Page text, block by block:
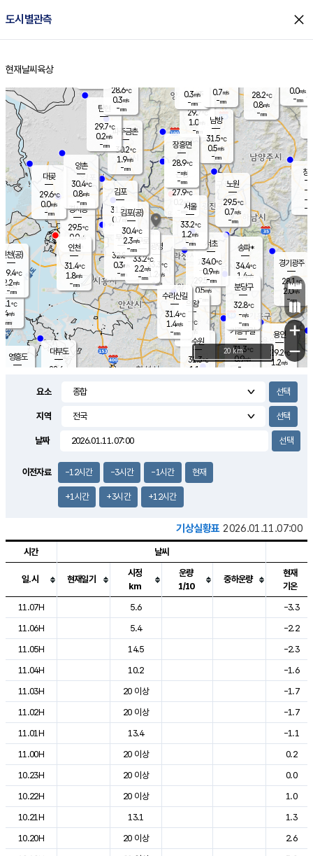
도시별관측 close
홈
현재날씨 육상
의도
℃
m/s
mm
영흥도
양주
29.7℃
1.0
-mm
과천
29.5℃
0.5m/s
- mm
용인
29.2℃
1.2m/s
경기광주
28.1℃
2.0m/s
-mm
0.1m/s
대부도
28.6
경서동
29.5℃
0.0m/s
-mm
파주금촌
30.2℃
1.9m/s
-mm
28.2℃
0.8m/s
-mm
대곶
29.6℃
0.0m/s
-mm
창
-
-m/
-
탄현
29.7℃
0.2m/s
-mm
0.0m/s
-mm
의왕
- ℃
m/s
mm
김포
31.0℃
0.7 m/s
mm
광명
33.3 ℃
1.2 m/s
-mm
부천
32.8℃
0.3m/s
-mm
양촌
30.4℃
0.8m/s
-mm
구로
33.2℃
2.2m/s
-mm
은평
27.9℃
0.2 m/s
- mm
노원
29.5℃
0.7m/s
-mm
송파*
34.4℃
1.4m/s
-mm
서초
34.0℃
0.9m/s
-mm
남방
31.5℃
0.5m/s
-mm
기흥구갈
31.3℃
0.9m/s
-
수리산길
31.4℃
1.4m/s
-mm
분당구
32.8℃
-m/s
-mm
장흥면
28.9℃
-m/s
-mm
0.3m/s
-mm
인천(공)
29.4℃
2.2m/s
-mm
김포(공)
30.4℃
2.3m/s
-mm
수원
31.3℃
1.1 m/s
인천
31.4℃
1.8m/s
-mm
서울
33.2℃
1.2m/s
-mm
28.6℃
0.3m/s
-mm
0.7m/s
-mm
+
−
20 km
요소
지역
날짜
이전자료 -12시간 -3시간 -1시간 현재
+1시간 +3시간 +12시간
기상실황표 2026.01.11.07:00
도시별 기상실황표로 지점, 날씨, 기온, 강수, 바람, 기압등을 안내한 표입
시간 날씨
일.시 현재일기
시정
km
운량
1/10
중하운량
현재
기온
11.07H
5.6
-3.3
11.06H
5.4
-2.2
11.05H
14.5
-2.3
11.04H
10.2
-1.6
11.03H
20 이상
-1.7
11.02H
20 이상
-1.7
11.01H
13.4
-1.1
11.00H
20 이상
0.2
10.23H
20 이상
0.0
10.22H
20 이상
1.0
10.21H
13.1
1.3
10.20H
20 이상
2.6